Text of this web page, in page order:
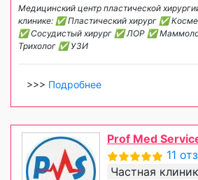
Медицинский центр пластической
клинике: ✅ Пластический хирург ✅
✅ Сосудистый хирург ✅ ЛОР ✅
Трихолог ✅ УЗИ
>>> Подробнее
Prof Med
11
Частная